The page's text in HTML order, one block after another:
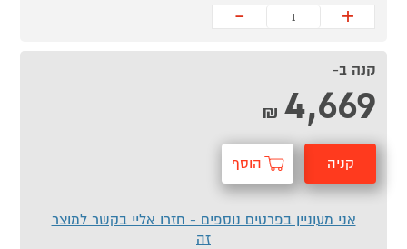
+
-
קנה ב-
4,669
₪
קניה הוסף
אני מעוניין בפרטים נוספים - חזרו אליי בקשר למוצר
זה